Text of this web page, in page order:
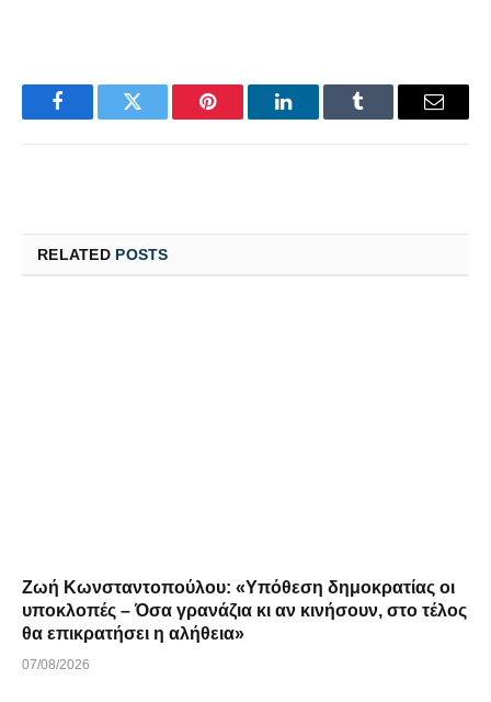
FacebookTwitter Pinterest LinkedInTumblr Email
RELATED POSTS
Ζωή Κωνσταντοπούλου: «Υπόθεση δημοκρατίας οι
υποκλοπές – Όσα γρανάζια κι αν κινήσουν, στο τέλος
θα επικρατήσει η αλήθεια»
07/08/2026